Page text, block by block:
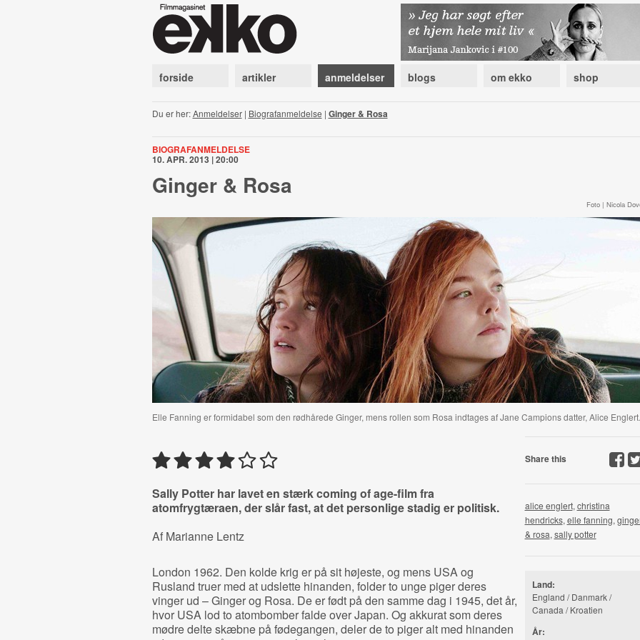
forside artikler anmeldelser blogs om ekko shop
Du er her:Anmeldelser| Biografanmeldelse | Ginger & Rosa
BIOGRAFANMELDELSE
10. APR. 2013 | 20:00
Ginger & Rosa
Foto | Nicola
Elle Fanning er formidabel som den rødhårede Ginger, mens rollen som Rosa indtages af Jane Campions datter, Alice Englert.
Sally Potter har lavet en stærk coming of age-film fra
atomfrygtæraen, der slår fast, at det personlige stadig er politisk.
Af Marianne Lentz
London 1962. Den kolde krig er på sit højeste, og mens USA og
Rusland truer med at udslette hinanden, folder to unge piger deres
vinger ud – Ginger og Rosa. De er født på den samme dag i 1945, det år,
hvor USA lod to atombomber falde over Japan. Og akkurat som deres
mødre delte skæbne på fødegangen, deler de to piger alt med hinanden
Share this
alice englert, christina
hendricks, elle fanning,
& rosa, sally potter
Land:
England / Danmark /
Canada / Kroatien
År: